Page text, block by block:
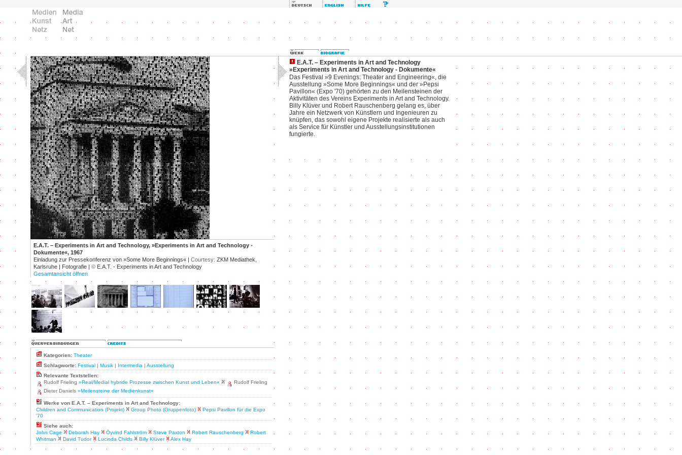
E.A.T. – Experiments in Art and Technology, »Experiments in Art and Technology -
Dokumente«, 1967
Einladung zur Pressekonferenz von »Some More Beginnings« | Courtesy: ZKM Mediathek,
Karlsruhe | Fotografie | © E.A.T. - Experiments in Art and Technology
Gesamtansicht öffnen
Kategorien: Theater
Schlagworte: Festival | Musik | Intermedia | Ausstellung
Relevante Textstellen:
Rudolf Frieling »Real/Medial hybride Prozesse zwischen Kunst und Leben«
Rudolf Frieling
Dieter Daniels »Meilensteine der Medienkunst«
Werke von E.A.T. – Experiments in Art and Technology:
Children and Communication (Projekt)
Group Photo (Gruppenfoto)
Pepsi Pavillon für die Expo
'70
Siehe auch:
John Cage
Deborah Hay Öyvind Fahlström Steve Paxton Robert Rauschenberg
Robert
Whitman
David Tudor Lucinda Childs Billy Klüver Alex Hay
E.A.T. – Experiments in Art and Technology
»Experiments in Art and Technology - Dokumente«
Das Festival »9 Evenings: Theater and Engineering«, die
Ausstellung »Some More Beginnings« und der »Pepsi
Pavillon« (Expo '70) gehörten zu den Meilensteinen der
Aktivitäten des Vereins Experiments in Art and Technology.
Billy Klüver und Robert Rauschenberg gelang es, über
Jahre ein Netzwerk von Künstlern und Ingenieuren zu
knüpfen, das sowohl eigene Projekte realisierte als auch
als Service für Künstler und Ausstellungsinstitutionen
fungierte.